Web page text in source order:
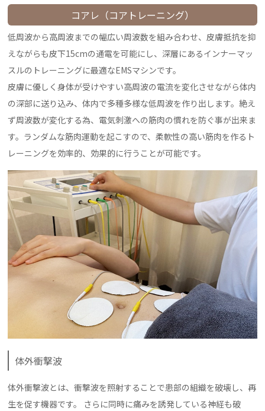
コアレ（コアトレーニング）
低周波から高周波までの幅広い周波数を組み合わせ、皮膚抵抗を抑
えながらも皮下15cmの通電を可能にし、深層にあるインナーマッ
スルのトレーニングに最適なEMSマシンです。
皮膚に優しく身体が受けやすい高周波の電流を変化させながら体内
の深部に送り込み、体内で多種多様な低周波を作り出します。絶え
ず周波数が変化する為、電気刺激への筋肉の慣れを防ぐ事が出来ま
す。ランダムな筋肉運動を起こすので、柔軟性の高い筋肉を作るト
レーニングを効率的、効果的に行うことが可能です。
体外衝撃波
体外衝撃波とは、衝撃波を照射することで患部の組織を破壊し、再
生を促す機器です。 さらに同時に痛みを誘発している神経も破